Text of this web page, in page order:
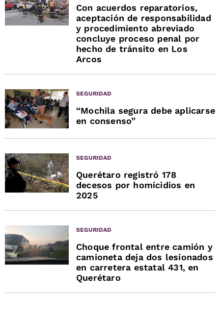
Con acuerdos reparatorios,
aceptación de responsabilidad
y procedimiento abreviado
concluye proceso penal por
hecho de tránsito en Los
Arcos
SEGURIDAD
“Mochila segura debe aplicarse
en consenso”
SEGURIDAD
Querétaro registró 178
decesos por homicidios en
2025
SEGURIDAD
Choque frontal entre camión y
camioneta deja dos lesionados
en carretera estatal 431, en
Querétaro